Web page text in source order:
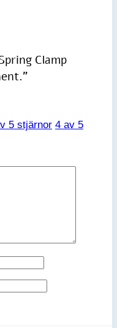
Clamp
5 stjärnor 4 av 5